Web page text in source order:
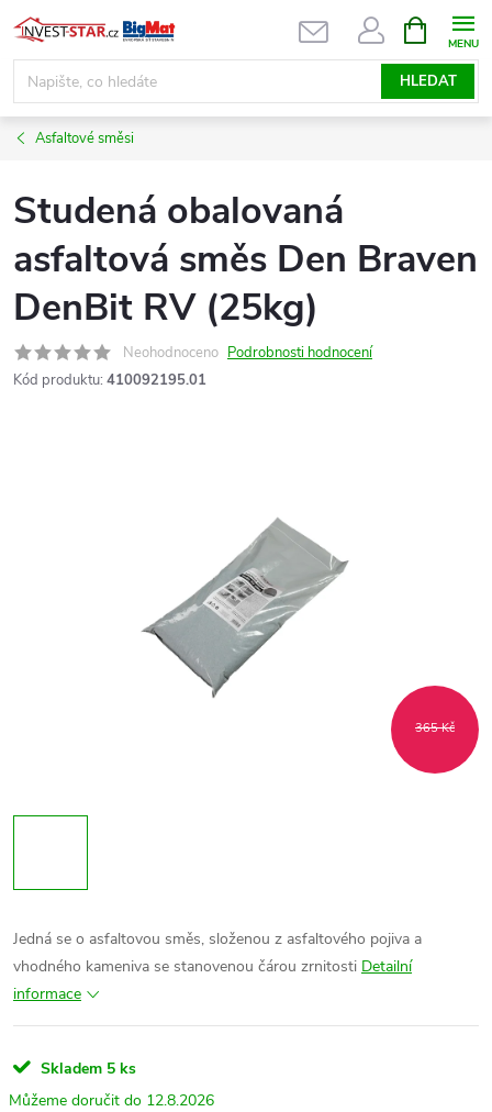
Přejít
na
obsah
HLEDAT
NÁKUPNÍ
KOŠÍK
Asfaltové směsi
Studená obalovaná
asfaltová směs Den Braven
DenBit RV (25kg)
Neohodnoceno Podrobnosti hodnocení
Kód produktu: 410092195.01
365 Kč
Jedná se o asfaltovou směs, složenou z asfaltového pojiva a
vhodného kameniva se stanovenou čárou zrnitosti Detailní
informace
Skladem 5 ks
12.8.2026